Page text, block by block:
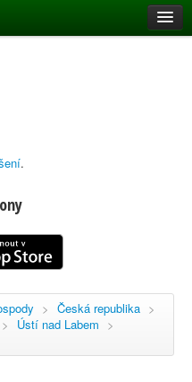
.
> Česká republika >
> Ústí nad Labem >